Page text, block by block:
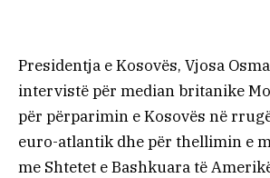
Presidentja e Kosovës, Vjosa
intervistë për median britanike
për përparimin e Kosovës në
euro-atlantik dhe për thellimin e
me Shtetet e Bashkuara të